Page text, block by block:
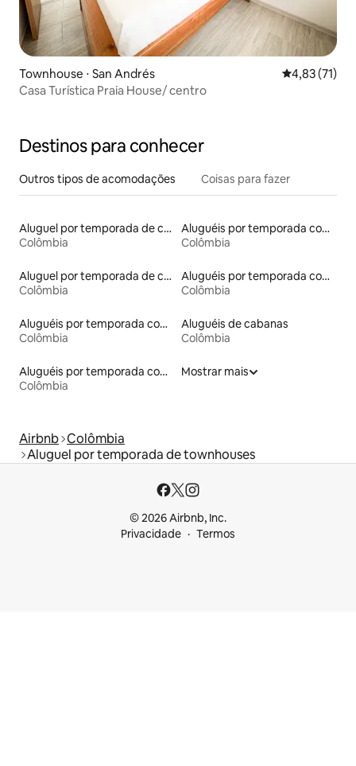
Townhouse ⋅ San Andrés 4,83 de uma
4,83 (71)
Casa Turística Praia House/ centro
Destinos para conhecer
Outros tipos de acomodações Coisas para fazer
Aluguel por temporada de contêineres
Colômbia
Aluguéis por temporada com banheira de hidromassagem
Colômbia
Aluguel por temporada de casas de hóspedes
Colômbia
Aluguéis por temporada com banheiro para PCD
Colômbia
Aluguéis por temporada com cama de altura acessível
Colômbia
Aluguéis de cabanas
Colômbia
Aluguéis por temporada com acesso ao lago
Colômbia
Mostrar mais
Airbnb Colômbia
Aluguel por temporada de townhouses
© 2026 Airbnb, Inc.
Privacidade
Termos